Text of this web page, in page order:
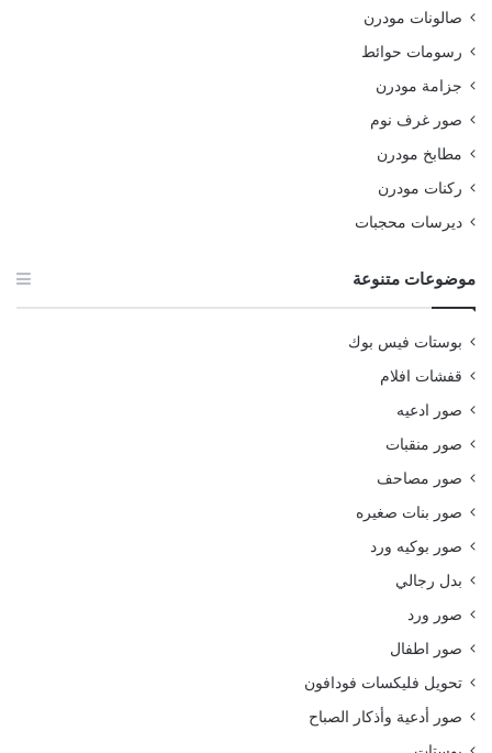
صالونات مودرن
رسومات حوائط
جزامة مودرن
صور غرف نوم
مطابخ مودرن
ركنات مودرن
ديرسات محجبات
موضوعات متنوعة
بوستات فيس بوك
قفشات افلام
صور ادعيه
صور منقبات
صور مصاحف
صور بنات صغيره
صور بوكيه ورد
بدل رجالي
صور ورد
صور اطفال
تحويل فليكسات فودافون
صور أدعية وأذكار الصباح